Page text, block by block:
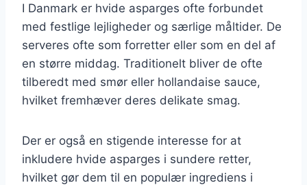
I Danmark er hvide asparges ofte forbundet
med festlige lejligheder og særlige måltider. De
serveres ofte som forretter eller som en del af
en større middag. Traditionelt bliver de ofte
tilberedt med smør eller hollandaise sauce,
hvilket fremhæver deres delikate smag.
Der er også en stigende interesse for at
inkludere hvide asparges i sundere retter,
hvilket gør dem til en populær ingrediens i